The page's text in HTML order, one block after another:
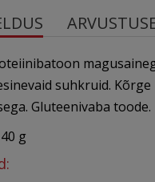
suhkruid. Kõrge
Gluteenivaba toode.
40 g